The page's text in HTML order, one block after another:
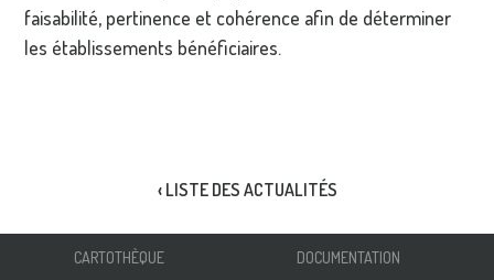
faisabilité, pertinence et cohérence afin de déterminer
les établissements bénéficiaires.
‹ LISTE DES ACTUALITÉS
CARTOTHÈQUE DOCUMENTATION